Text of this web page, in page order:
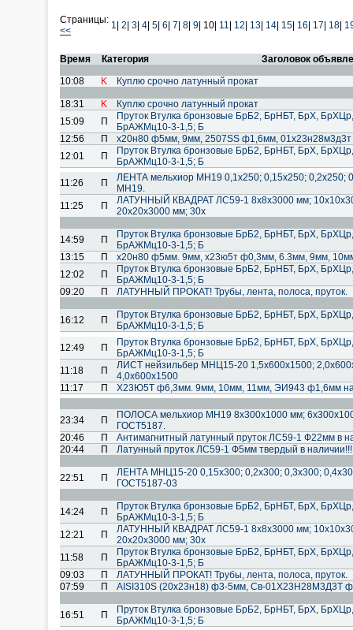
Страницы:
<<
1 2 3 4 5 6 7 8 9 10| 11 12 13 14 15 16 17 18
Время Категория
Заголовок
10:08
K Куплю срочно латунный прокат
18:31 K
Куплю срочно латунный прокат
15:09
П
Пруток Втулка бронзовые БрБ2, БрНБТ, БрХ,
БрАЖМц10-3-1,5; Б
12:56
П
х20н80 ф5мм, 9мм, 2507SS ф1,6мм,
12:01
П
Пруток Втулка бронзовые БрБ2, БрНБТ, БрХ,
БрАЖМц10-3-1,5; Б
11:26
П
ЛЕНТА мельхиор МН19 0,1х250; 0,15х250; 0,2х250;
МН19.
11:25
П
ЛАТУННЫЙ КВАДРАТ ЛС59-1 8х8х3000 мм;
20х20х3000 мм; 30х
14:59 П
Пруток Втулка бронзовые БрБ2, БрНБТ, БрХ,
БрАЖМц10-3-1,5; Б
13:15
П
х20н80 ф5мм. 9мм, х23ю5т ф0,3мм, 6.3мм, 9мм,
12:02
П
Пруток Втулка бронзовые БрБ2, БрНБТ, БрХ,
БрАЖМц10-3-1,5; Б
09:20
П ЛАТУННЫЙ ПРОКАТ! Трубы, лента, полоса, пруток.
16:12 П
Пруток Втулка бронзовые БрБ2, БрНБТ, БрХ,
БрАЖМц10-3-1,5; Б
12:49
П
Пруток Втулка бронзовые БрБ2, БрНБТ, БрХ,
БрАЖМц10-3-1,5; Б
11:18
П
ЛИСТ нейзильбер МНЦ15-20 1,5х600х1500;
4,0х600х1500
11:17
П Х23Ю5Т ф6,3мм. 9мм, 10мм, 11мм, ЭИ943 ф1,6мм на
23:34 П
ПОЛОСА мельхиор МН19 8х300х1000 мм;
ГОСТ5187.
20:46
П
Антимагнитный латунный пруток ЛС59-1 Ф22мм в
20:44
П Латунный пруток ЛС59-1 Ф5мм твердый в
22:51 П
ЛЕНТА МНЦ15-20 0,15х300; 0,2х300; 0,3х300;
ГОСТ5187-03
14:24 П
Пруток Втулка бронзовые БрБ2, БрНБТ, БрХ,
БрАЖМц10-3-1,5; Б
12:21
П
ЛАТУННЫЙ КВАДРАТ ЛС59-1 8х8х3000 мм;
20х20х3000 мм; 30х
11:58
П
Пруток Втулка бронзовые БрБ2, БрНБТ, БрХ,
БрАЖМц10-3-1,5; Б
09:03
П
ЛАТУННЫЙ ПРОКАТ! Трубы, лента, полоса, пруток.
07:59
П AISI310S (20х23н18) ф3-5мм, Cв-01Х23Н28М3Д3Т
16:51 П
Пруток Втулка бронзовые БрБ2, БрНБТ, БрХ,
БрАЖМц10-3-1,5; Б